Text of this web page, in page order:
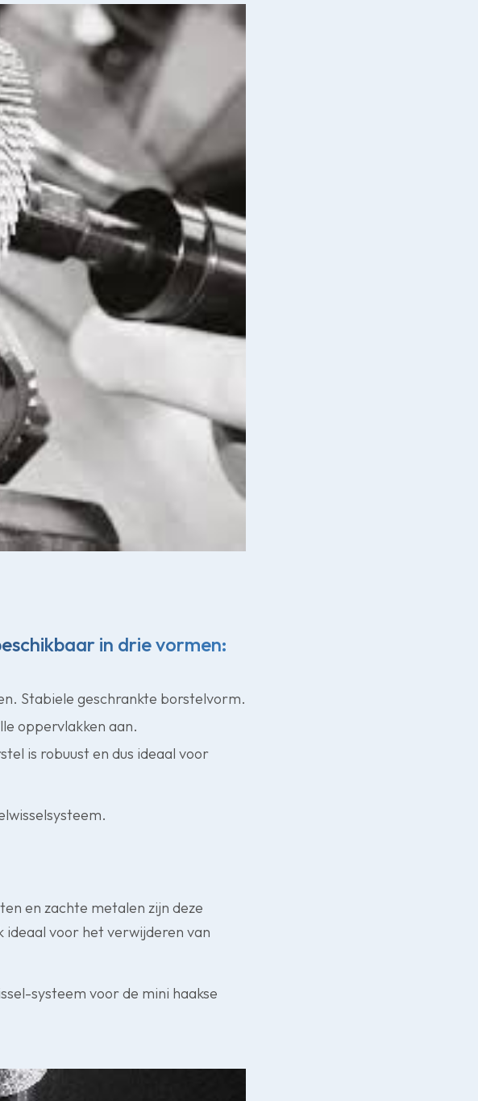
in drie vormen:
Stabiele geschrankte borstelvorm.
oppervlakken aan.
is robuust en dus ideaal voor
en zachte metalen zijn deze
ideaal voor het verwijderen van
systeem voor de mini haakse